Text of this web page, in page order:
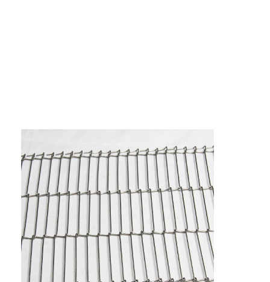
Semua Kasus
Sabuk jaring baja tahan karat
Jaring Kawat Spiral
Wire Mesh Suhu Tinggi
Sabuk Jala Makanan